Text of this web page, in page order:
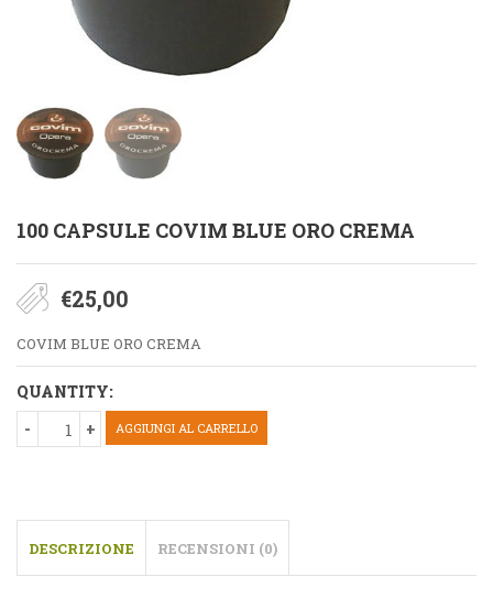
100 CAPSULE COVIM BLUE ORO CREMA
€25,00
COVIM BLUE ORO CREMA
QUANTITY:
AGGIUNGI AL CARRELLO
DESCRIZIONE RECENSIONI (0)